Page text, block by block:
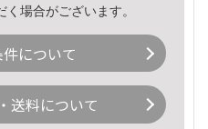
場合がございます。
について
送料について